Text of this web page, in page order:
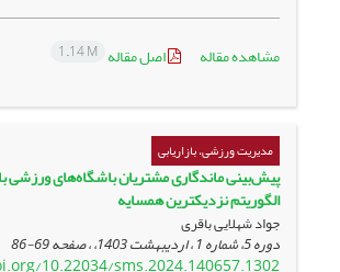
مشاهده مقاله اصل مقاله 1.14 M
مدیریت ورزشی، بازاریابی
پیش‌بینی ماندگاری مشتریان باشگاه‌های ورزشی
الگوریتم نزدیکترین همسایه
جواد شهلایی باقری
دوره 5، شماره 1 ، اردیبهشت 1403، ، صفحه 69-86